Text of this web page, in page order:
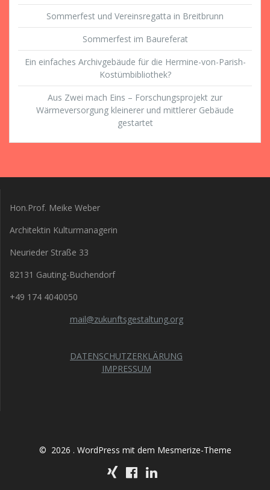
Sommerfest und Vereinsregatta in Breitbrunn
Sommerfest im Baureferat
Ein einfaches Archivgebäude für die Hermine-von-Parish-
Kostümbibliothek?
Aus Zwei mach Eins – Forschungsprojekt zur
Wärmeversorgung kleinerer und mittlerer Gebäude
gestartet
Hon.Prof. Meike Weber
Architektin Kulturmanagerin
Neurieder Straße 33
82131 Gauting-Buchendorf
+49 174 4040050
mail@zukunftsgestaltung.org
DATENSCHUTZERKLÄRUNG
IMPRESSUM
© 2026 . WordPress mit dem Mesmerize-Theme